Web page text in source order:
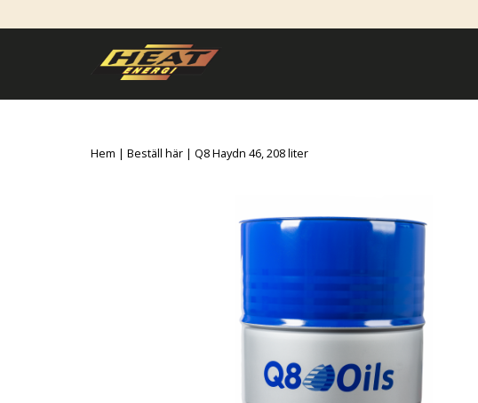
Hem | Beställ här | Q8 Haydn 46, 208 liter